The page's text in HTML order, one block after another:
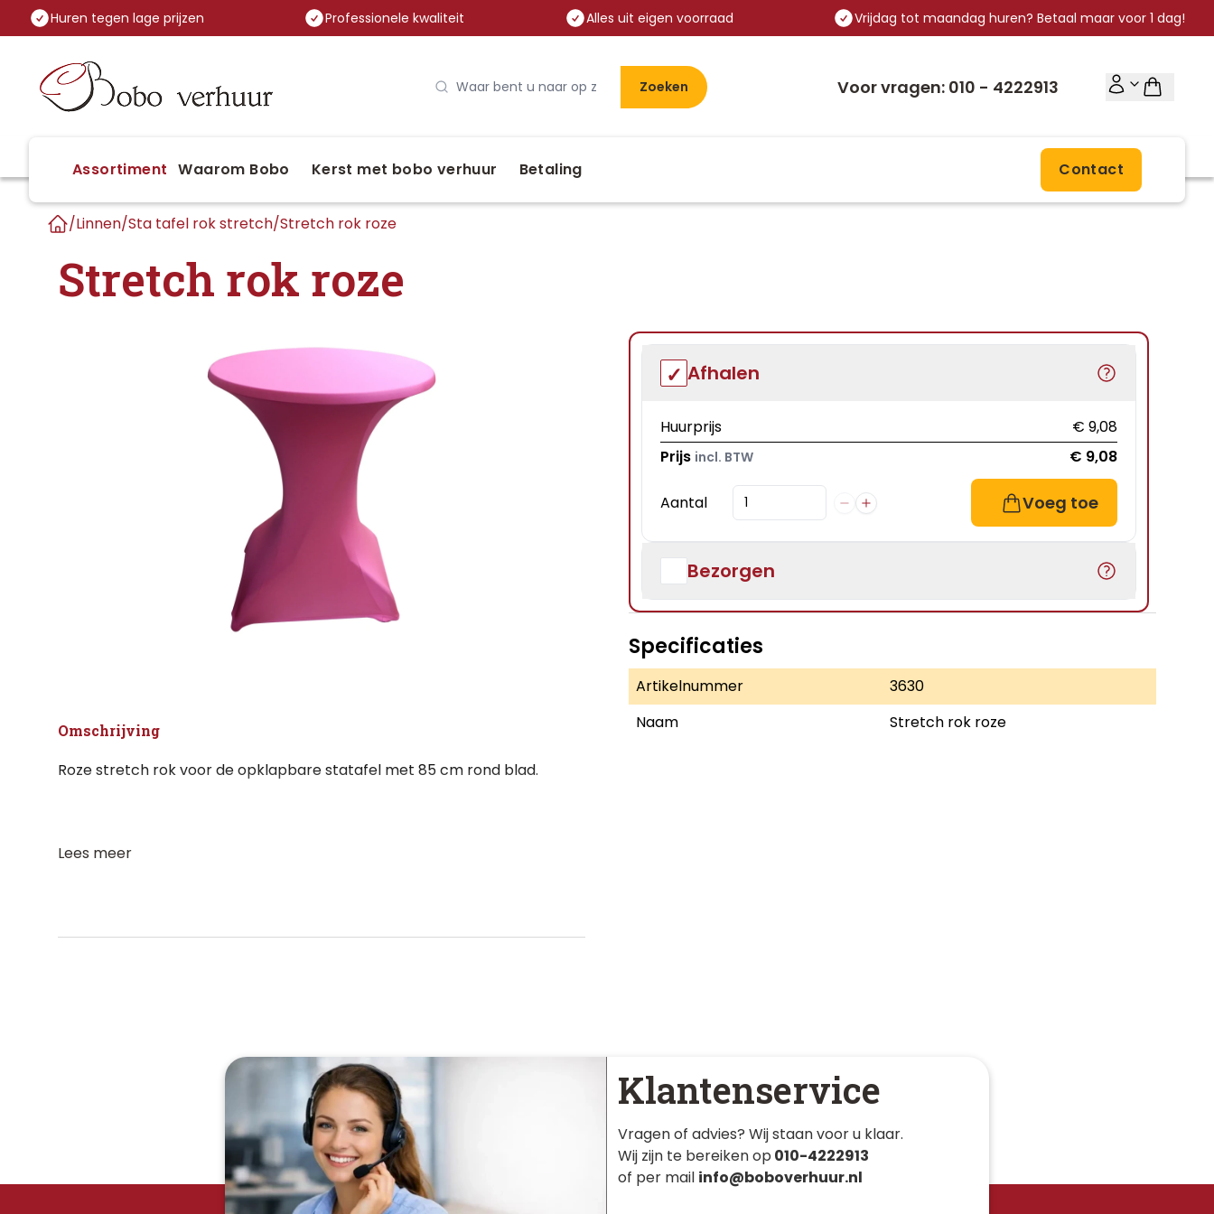
Huren tegen lage prijzen Professionele kwaliteit Alles uit eigen voorraad Vrijdag tot maandag huren? Betaal maar voor 1 dag!
Zoeken Voor vragen: 010 - 4222913
Assortiment Waarom Bobo Kerst met bobo verhuur Betaling Contact
/Linnen/Sta tafel rok stretch/Stretch rok roze
Stretch rok roze
Omschrijving
Roze stretch rok voor de opklapbare statafel met 85 cm rond blad.
Lees meer
Afhalen
Huurprijs
€ 9,08
Prijs incl. BTW € 9,08
Aantal Voeg toe
Bezorgen
Specificaties
Artikelnummer
3630
Naam
Stretch rok roze
Klantenservice
Vragen of advies? Wij staan voor u klaar.
Wij zijn te bereiken op 010-4222913
of per mail info@boboverhuur.nl